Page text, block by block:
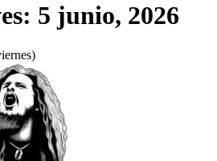
5 junio, 2026